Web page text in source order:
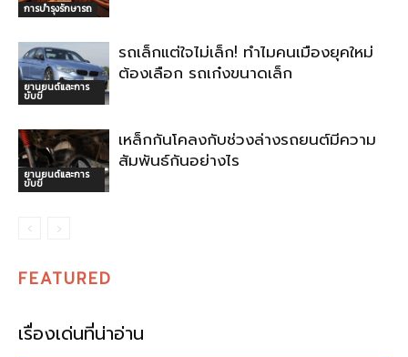
การบำรุงรักษารถ
ยานยนต์และการ
ขับขี่
รถเล็กแต่ใจไม่เล็ก! ทำไมคนเมืองยุคใหม่
ต้องเลือก รถเก๋งขนาดเล็ก
ยานยนต์และการ
ขับขี่
เหล็กกันโคลงกับช่วงล่างรถยนต์มีความ
สัมพันธ์กันอย่างไร
FEATURED
เรื่องเด่นที่น่าอ่าน